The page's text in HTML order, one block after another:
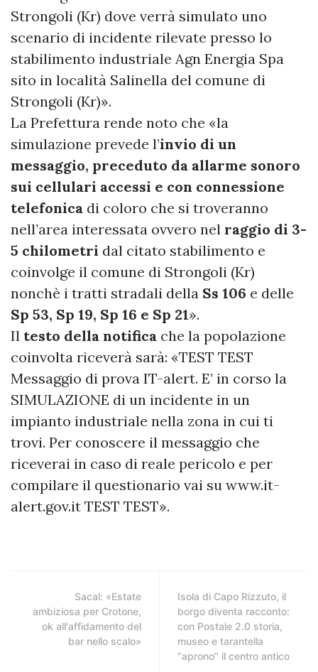
Strongoli (Kr) dove verrà simulato uno
scenario di incidente rilevate presso lo
stabilimento industriale Agn Energia Spa
sito in località Salinella del comune di
Strongoli (Kr)».
La Prefettura rende noto che «la
simulazione prevede l’invio di un
messaggio, preceduto da allarme sonoro
sui cellulari accessi e con connessione
telefonica di coloro che si troveranno
nell’area interessata ovvero nel raggio di 3-
5 chilometri dal citato stabilimento e
coinvolge il comune di Strongoli (Kr)
nonchè i tratti stradali della Ss 106 e delle
Sp 53, Sp 19, Sp 16 e Sp 21».
Il testo della notifica che la popolazione
coinvolta riceverà sarà: «TEST TEST
Messaggio di prova IT-alert. E’ in corso la
SIMULAZIONE di un incidente in un
impianto industriale nella zona in cui ti
trovi. Per conoscere il messaggio che
riceverai in caso di reale pericolo e per
compilare il questionario vai su www.it-
alert.gov.it TEST TEST».
Sacal: «Estate
ambiziosa per Crotone,
ok all'affidamento del
bar nello scalo»
Isola di Capo Rizzuto, il
borgo diventa racconto:
con Postale 2.0 storia,
museo e tarantella
“aprono” il centro antico